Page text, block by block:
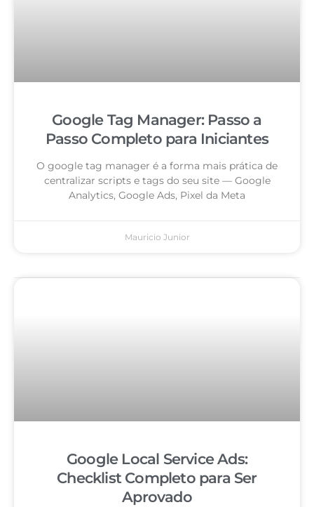
Google Tag Manager: Passo a
Passo Completo para Iniciantes
O google tag manager é a forma mais prática de
centralizar scripts e tags do seu site — Google
Analytics, Google Ads, Pixel da Meta
Mauricio Junior
Google Local Service Ads:
Checklist Completo para Ser
Aprovado